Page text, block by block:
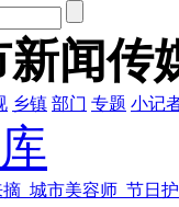
闻传
乡镇 部门 专题 小记
摘 城市美容师 节日